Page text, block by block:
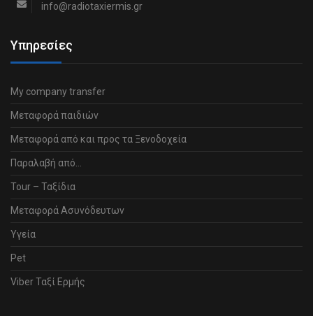
info@radiotaxiermis.gr
Υπηρεσίες
My company transfer
Μεταφορά παιδιών
Μεταφορά από και προς τα Ξενοδοχεία
Παραλαβή από…
Tour – Ταξίδια
Μεταφορά Ασυνόδευτων
Υγεία
Pet
Viber Ταξί Ερμής